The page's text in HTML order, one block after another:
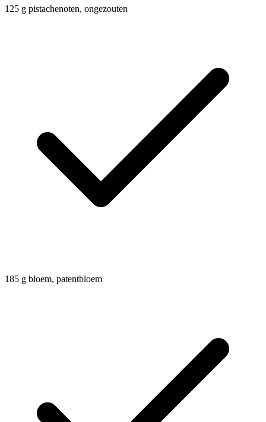
125 g pistachenoten, ongezouten
185 g bloem, patentbloem